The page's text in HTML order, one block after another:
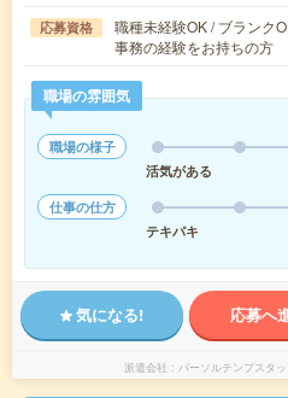
応募資格
職種未経験OK / ブランク
事務の経験をお持ちの方
職場の雰囲気
職場の様子
活気がある
仕事の仕方
テキパキ
気になる! 応募へ
派遣会社 パーソルテンプスタ